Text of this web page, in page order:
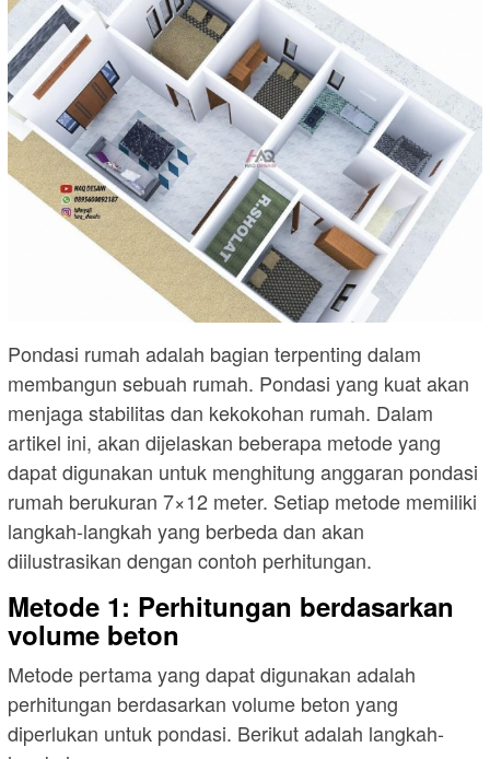
Pondasi rumah adalah bagian terpenting dalam
membangun sebuah rumah. Pondasi yang kuat akan
menjaga stabilitas dan kekokohan rumah. Dalam
artikel ini, akan dijelaskan beberapa metode yang
dapat digunakan untuk menghitung anggaran pondasi
rumah berukuran 7×12 meter. Setiap metode memiliki
langkah-langkah yang berbeda dan akan
diilustrasikan dengan contoh perhitungan.
Metode 1: Perhitungan berdasarkan
volume beton
Metode pertama yang dapat digunakan adalah
perhitungan berdasarkan volume beton yang
diperlukan untuk pondasi. Berikut adalah langkah-